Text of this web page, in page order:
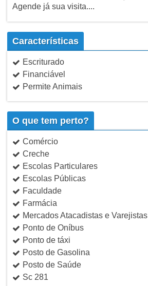
Agende já sua visita....
Características
Escriturado
Financiável
Permite Animais
O que tem perto?
Comércio
Creche
Escolas Particulares
Escolas Públicas
Faculdade
Farmácia
Mercados Atacadistas e Varejistas
Ponto de Oníbus
Ponto de táxi
Posto de Gasolina
Posto de Saúde
Sc 281